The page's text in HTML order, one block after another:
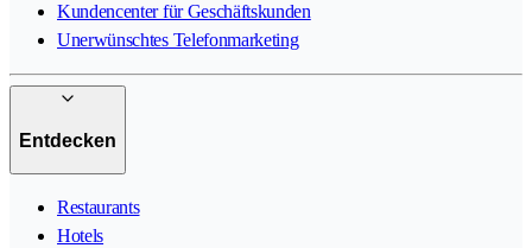
Kundencenter für Geschäftskunden
Unerwünschtes Telefonmarketing
Entdecken
Restaurants
Hotels